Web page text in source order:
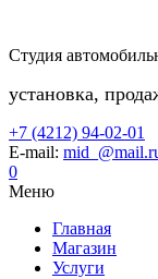
Студия
установка,
+7 (4212) 94-02-01
E-mail:
0
Меню
Главная
Магазин
Услуги